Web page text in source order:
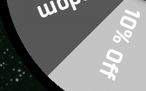
Strongest Man 2022 -
Routine d'entraînement et
alimentaire
7 juin 2022 Read time: 6 min
10% Off